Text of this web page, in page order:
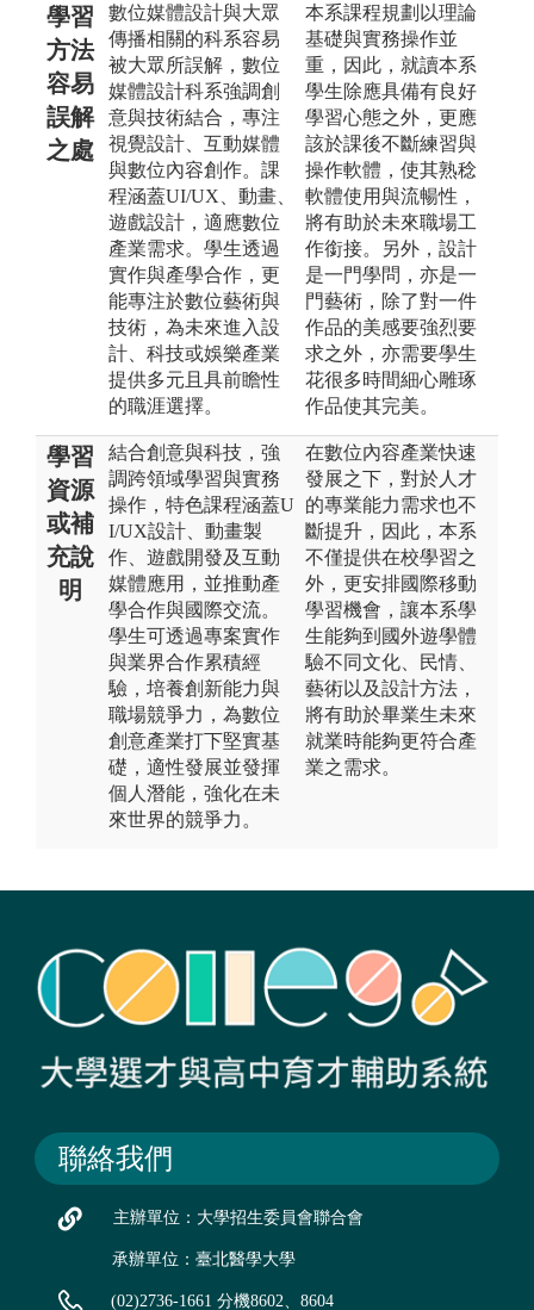
學習
方法
容易
誤解
之處
數位媒體設計與大眾
傳播相關的科系容易
被大眾所誤解，數位
媒體設計科系強調創
意與技術結合，專注
視覺設計、互動媒體
與數位內容創作。課
程涵蓋UI/UX、動畫、
遊戲設計，適應數位
產業需求。學生透過
實作與產學合作，更
能專注於數位藝術與
技術，為未來進入設
計、科技或娛樂產業
提供多元且具前瞻性
的職涯選擇。
本系課程規劃以理論
基礎與實務操作並
重，因此，就讀本系
學生除應具備有良好
學習心態之外，更應
該於課後不斷練習與
操作軟體，使其熟稔
軟體使用與流暢性，
將有助於未來職場工
作銜接。另外，設計
是一門學問，亦是一
門藝術，除了對一件
作品的美感要強烈要
求之外，亦需要學生
花很多時間細心雕琢
作品使其完美。
學習
資源
或補
充說
明
結合創意與科技，強
調跨領域學習與實務
操作，特色課程涵蓋U
I/UX設計、動畫製
作、遊戲開發及互動
媒體應用，並推動產
學合作與國際交流。
學生可透過專案實作
與業界合作累積經
驗，培養創新能力與
職場競爭力，為數位
創意產業打下堅實基
礎，適性發展並發揮
個人潛能，強化在未
來世界的競爭力。
在數位內容產業快速
發展之下，對於人才
的專業能力需求也不
斷提升，因此，本系
不僅提供在校學習之
外，更安排國際移動
學習機會，讓本系學
生能夠到國外遊學體
驗不同文化、民情、
藝術以及設計方法，
將有助於畢業生未來
就業時能夠更符合產
業之需求。
聯絡我們
主辦單位：大學招生委員會聯合會
承辦單位：臺北醫學大學
(02)2736-1661 分機8602、8604